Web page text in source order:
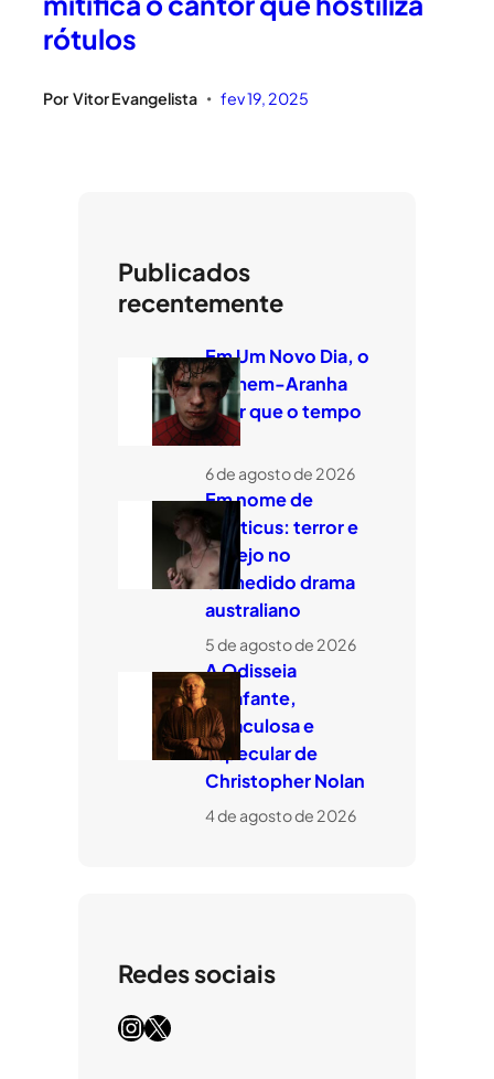
rótulos
Por Vitor Evangelista • fev 19, 2025
Publicados
recentemente
Em Um Novo Dia, o
Homem-Aranha
quer que o tempo
voe
6 de agosto de 2026
Em nome de
Leviticus: terror e
desejo no
comedido drama
australiano
5 de agosto de 2026
A Odisseia
estafante,
miraculosa e
especular de
Christopher Nolan
4 de agosto de 2026
Redes sociais
InstagramX